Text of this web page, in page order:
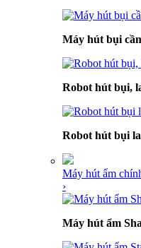
Máy hút bụi
Robot hút bụi,
Robot hút bụi
Máy hút ẩm
›
Máy hút ẩm